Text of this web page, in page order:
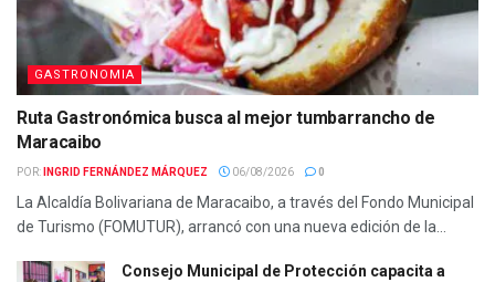
GASTRONOMIA
Ruta Gastronómica busca al mejor tumbarrancho de
Maracaibo
POR: INGRID FERNÁNDEZ MÁRQUEZ 06/08/2026 0
La Alcaldía Bolivariana de Maracaibo, a través del Fondo Municipal
de Turismo (FOMUTUR), arrancó con una nueva edición de la...
Consejo Municipal de Protección capacita a